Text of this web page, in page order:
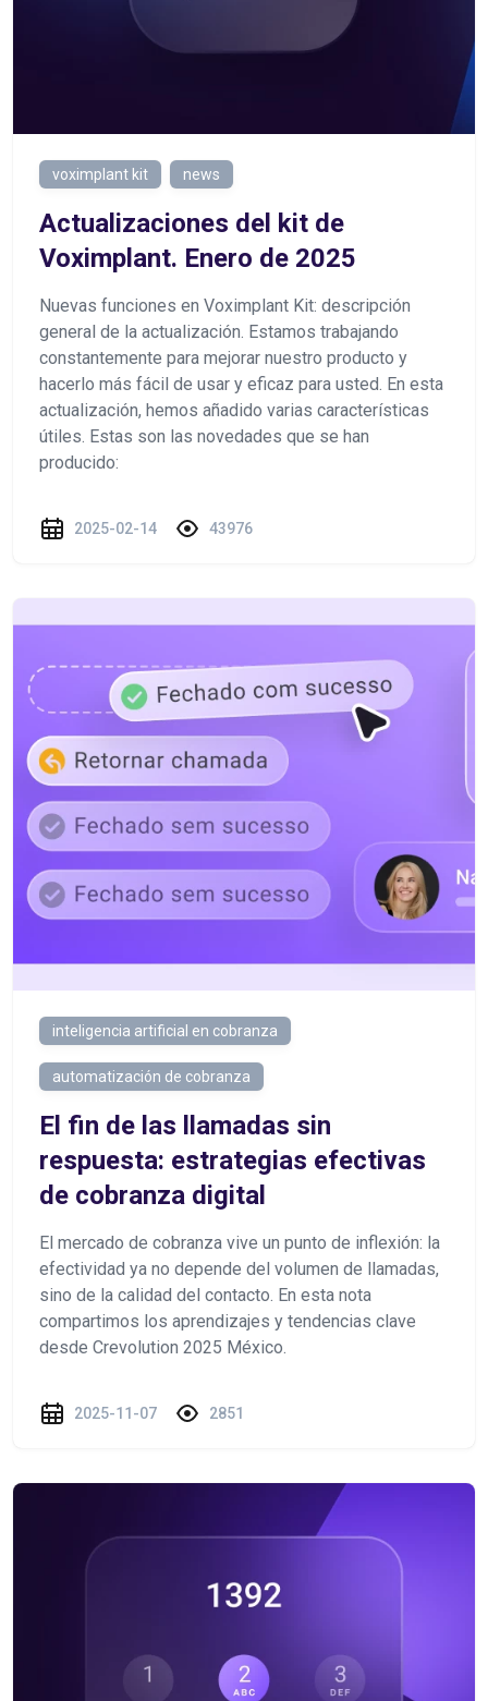
voximplant kit news
Actualizaciones del kit de
Voximplant. Enero de 2025
Nuevas funciones en Voximplant Kit: descripción
general de la actualización. Estamos trabajando
constantemente para mejorar nuestro producto y
hacerlo más fácil de usar y eficaz para usted. En esta
actualización, hemos añadido varias características
útiles. Estas son las novedades que se han
producido:
2025-02-14 43976
inteligencia artificial en cobranza
automatización de cobranza
El fin de las llamadas sin
respuesta: estrategias efectivas
de cobranza digital
El mercado de cobranza vive un punto de inflexión: la
efectividad ya no depende del volumen de llamadas,
sino de la calidad del contacto. En esta nota
compartimos los aprendizajes y tendencias clave
desde Crevolution 2025 México.
2025-11-07 2851